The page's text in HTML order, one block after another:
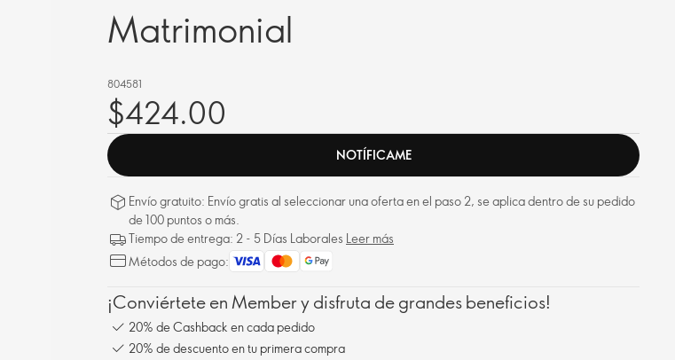
Matrimonial
804581
$424.00
NOTÍFICAME
Envío gratuito: Envío gratis al seleccionar una oferta en el paso 2, se aplica dentro de su pedido
de 100 puntos o más.
Tiempo de entrega: 2 - 5 Días Laborales Leer más
Métodos de pago:
¡Conviértete en Member y disfruta de grandes beneficios!
20% de Cashback en cada pedido
20% de descuento en tu primera compra